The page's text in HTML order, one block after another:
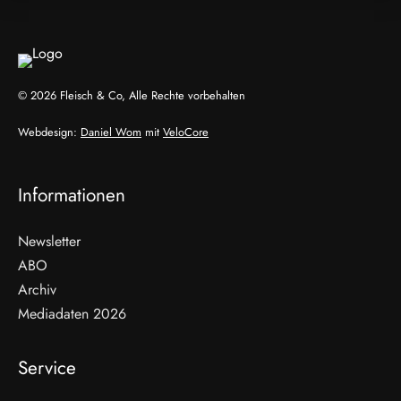
© 2026 Fleisch & Co, Alle Rechte vorbehalten
Webdesign: Daniel Wom mit VeloCore
Informationen
Newsletter
ABO
Archiv
Mediadaten 2026
Service